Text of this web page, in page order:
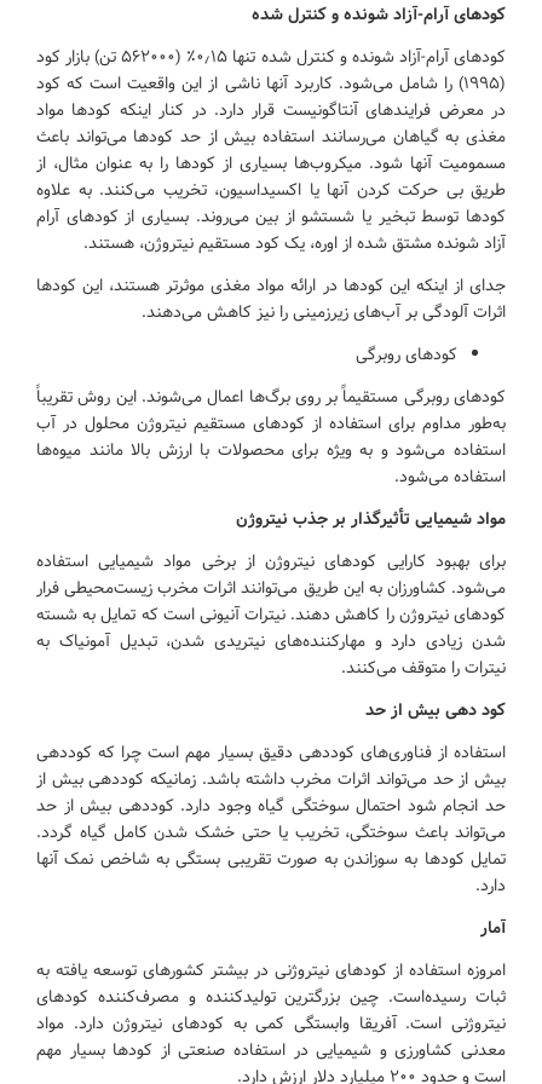
کودهای آرام-آزاد شونده و کنترل شده
کودهای آرام-آزاد شونده و کنترل شده تنها ۰٫۱۵٪ (۵۶۲۰۰۰ تن) بازار کود
(۱۹۹۵) را شامل می‌شود. کاربرد آنها ناشی از این واقعیت است که کود
در معرض فرایندهای آنتاگونیست قرار دارد. در کنار اینکه کودها مواد
مغذی به گیاهان می‌رسانند استفاده بیش از حد کودها می‌تواند باعث
مسمومیت آنها شود. میکروب‌ها بسیاری از کودها را به عنوان مثال، از
طریق بی حرکت کردن آنها یا اکسیداسیون، تخریب می‌کنند. به علاوه
کودها توسط تبخیر یا شستشو از بین می‌روند. بسیاری از کودهای آرام
آزاد شونده مشتق شده از اوره، یک کود مستقیم نیتروژن، هستند.
جدای از اینکه این کودها در ارائه مواد مغذی موثرتر هستند، این کودها
اثرات آلودگی بر آب‌های زیرزمینی را نیز کاهش می‌دهند.
کودهای روبرگی
کودهای روبرگی مستقیماً بر روی برگ‌ها اعمال می‌شوند. این روش تقریباً
به‌طور مداوم برای استفاده از کودهای مستقیم نیتروژن محلول در آب
استفاده می‌شود و به ویژه برای محصولات با ارزش بالا مانند میوه‌ها
استفاده می‌شود.
مواد شیمیایی تأثیرگذار بر جذب نیتروژن
برای بهبود کارایی کودهای نیتروژن از برخی مواد شیمیایی استفاده
می‌شود. کشاورزان به این طریق می‌توانند اثرات مخرب زیست‌محیطی فرار
کودهای نیتروژن را کاهش دهند. نیترات آنیونی است که تمایل به شسته
شدن زیادی دارد و مهارکننده‌های نیتریدی شدن، تبدیل آمونیاک به
نیترات را متوقف می‌کنند.
کود دهی بیش از حد
استفاده از فناوری‌های کوددهی دقیق بسیار مهم است چرا که کوددهی
بیش از حد می‌تواند اثرات مخرب داشته باشد. زمانیکه کوددهی بیش از
حد انجام شود احتمال سوختگی گیاه وجود دارد. کوددهی بیش از حد
می‌تواند باعث سوختگی، تخریب یا حتی خشک شدن کامل گیاه گردد.
تمایل کودها به سوزاندن به صورت تقریبی بستگی به شاخص نمک آنها
دارد.
آمار
امروزه استفاده از کودهای نیتروژنی در بیشتر کشورهای توسعه یافته به
ثبات رسیده‌است. چین بزرگترین تولیدکننده و مصرف‌کننده کودهای
نیتروژنی است. آفریقا وابستگی کمی به کودهای نیتروژن دارد. مواد
معدنی کشاورزی و شیمیایی در استفاده صنعتی از کودها بسیار مهم
است و حدود ۲۰۰ میلیارد دلار ارزش دارد.